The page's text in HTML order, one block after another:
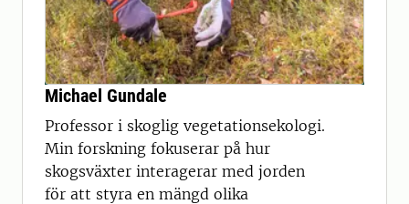
Michael Gundale
Professor i skoglig vegetationsekologi.
Min forskning fokuserar på hur
skogsväxter interagerar med jorden
för att styra en mängd olika